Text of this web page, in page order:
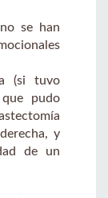
se han
(si tuvo
pudo
y
de un